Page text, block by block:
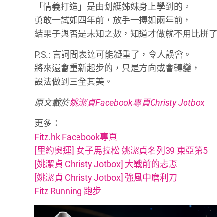
「情義打造」是由划艇姊妹身上學到的。
勇敢一試如四年前，放手一搏如兩年前，
結果子與否是未知之數，知道才做就不用比拼
P.S.: 言詞間表達可能凝重了，令人誤會。
將來還會重新起步的，只是方向或會轉變，
設法做到三全其美。
原文載於姚潔貞Facebook專頁Christy Jotbox
更多：
Fitz.hk Facebook專頁
[里約奧運] 女子馬拉松 姚潔貞名列39 東亞第5
[姚潔貞 Christy Jotbox] 大戰前的忐忑
[姚潔貞 Christy Jotbox] 強風中磨利刀
Fitz Running 跑步